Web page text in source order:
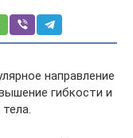
направление
гибкости и